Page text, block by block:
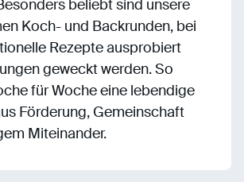
beliebt sind unsere
Koch- und Backrunden, bei
Rezepte ausprobiert
geweckt werden. So
für Woche eine lebendige
Förderung, Gemeinschaft
Miteinander.